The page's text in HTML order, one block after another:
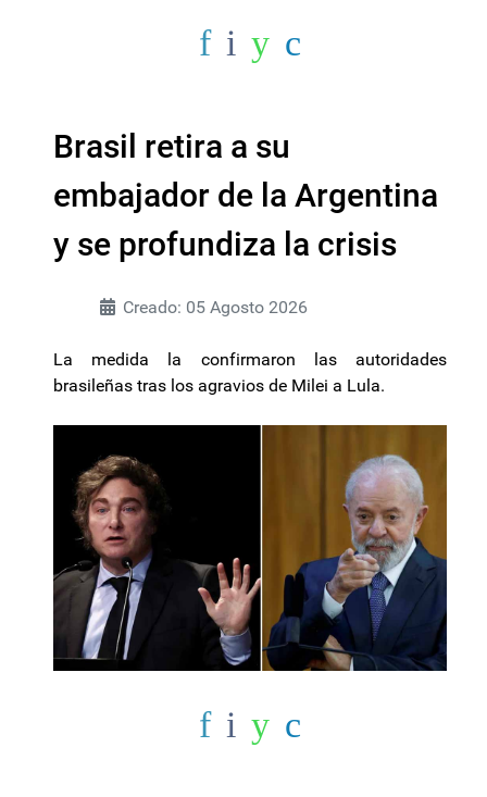
Brasil retira a su
embajador de la Argentina
y se profundiza la crisis
Creado: 05 Agosto 2026
La medida la confirmaron las autoridades
brasileñas tras los agravios de Milei a Lula.